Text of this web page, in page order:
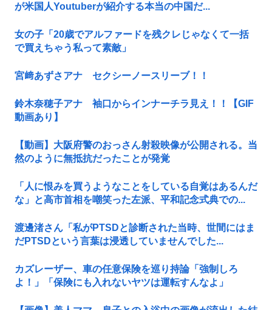
が米国人Youtuberが紹介する本当の中国だ...
女の子「20歳でアルファードを残クレじゃなくて一括
で買えちゃう私って素敵」
宮﨑あずさアナ セクシーノースリーブ！！
鈴木奈穂子アナ 袖口からインナーチラ見え！！【GIF
動画あり】
【動画】大阪府警のおっさん射殺映像が公開される。当
然のように無抵抗だったことが発覚
「人に恨みを買うようなことをしている自覚はあるんだ
な」と高市首相を嘲笑った左派、平和記念式典での...
渡邊渚さん「私がPTSDと診断された当時、世間にはま
だPTSDという言葉は浸透していませんでした...
カズレーザー、車の任意保険を巡り持論「強制しろ
よ！」「保険にも入れないヤツは運転すんなよ」